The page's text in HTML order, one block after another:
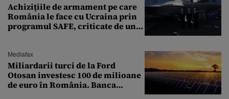
Achizițiile de armament pe care
România le face cu Ucraina prin
programul SAFE, criticate de un
Mediafax
Miliardarii turci de la Ford
Otosan investesc 100 de milioane
de euro în România. Banca